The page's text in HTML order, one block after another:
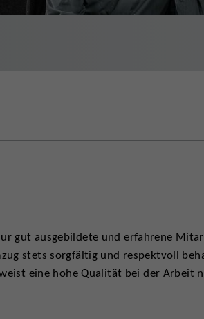
gut ausgebildete und erfahrene
stets sorgfältig und respektvoll
eine hohe Qualität bei der Arbeit